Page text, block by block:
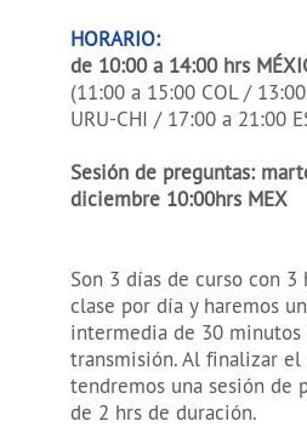
HORARIO:
de 10:00 a 14:00 hrs
(11:00 a 15:00 COL /
URU-CHI / 17:00 a 21:00
Sesión de preguntas:
diciembre 10:00hrs MEX
Son 3 días de curso con 3
clase por día y haremos
intermedia de 30 minutos
transmisión. Al finalizar
tendremos una sesión de
de 2 hrs de duración.